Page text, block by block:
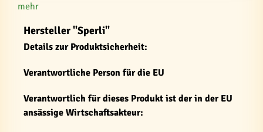
mehr
Hersteller "Sperli"
Details zur Produktsicherheit:
Verantwortliche Person für die EU
Verantwortlich für dieses Produkt ist der in der EU
ansässige Wirtschaftsakteur: